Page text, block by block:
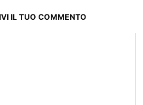
IL TUO COMMENTO